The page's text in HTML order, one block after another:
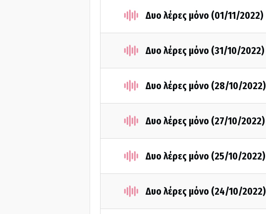
Δυο λέρες μόνο (01/11/2022)
Δυο λέρες μόνο (31/10/2022)
Δυο λέρες μόνο (28/10/2022)
Δυο λέρες μόνο (27/10/2022)
Δυο λέρες μόνο (25/10/2022)
Δυο λέρες μόνο (24/10/2022)